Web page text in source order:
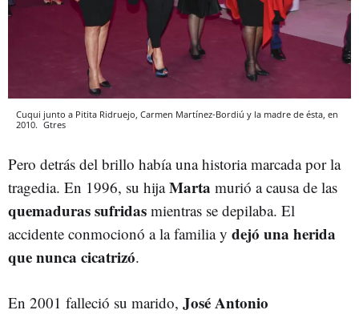
Cuqui junto a Pitita Ridruejo, Carmen Martínez-Bordiú y la madre de ésta, en
2010. Gtres
Pero detrás del brillo había una historia marcada por la
tragedia. En 1996, su hijaMarta murió a causa de las
quemaduras sufridas mientras se depilaba. El
accidente conmocionó a la familia y dejó una herida
que nunca cicatrizó.
En 2001 falleció su marido, José Antonio